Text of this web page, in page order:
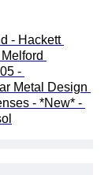
- Hackett
-
Metal Design
- *New* -